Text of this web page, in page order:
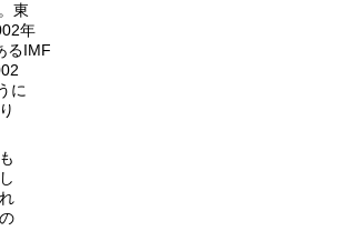
東
年
るIMF
に